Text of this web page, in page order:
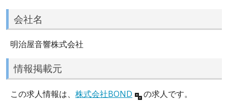
会社名
明治屋音響株式会社
情報掲載元
この求人情報は、 株式会社BOND の求人です。